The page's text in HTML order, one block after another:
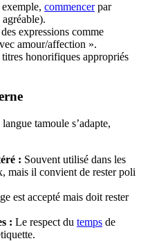
exemple, commencerpar
expressions comme
amour/affection ».
honorifiques appropriés
tamoule s’adapte,
: Souvent utilisé dans les
mais il convient de rester poli
est accepté mais doit rester
: Le respect du temps de